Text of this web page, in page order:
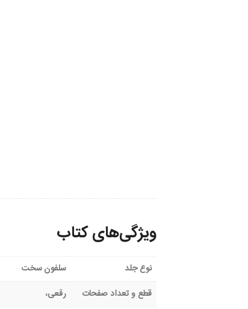
ویژگی‌های کتاب
نوع جلد
سلفون سخت
قطع و تعداد صفحات
رقعی،